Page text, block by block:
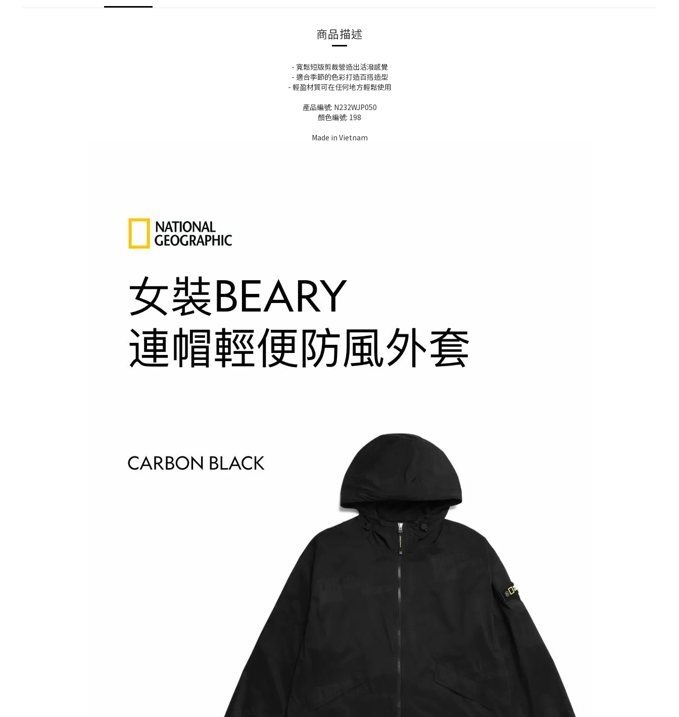
商品描述
- 寬鬆短版剪裁營造出活潑感覺
- 適合季節的色彩打造百搭造型
- 輕盈材質可在任何地方輕鬆使用
產品編號: N232WJP050
顏色編號: 198
Made in Vietnam